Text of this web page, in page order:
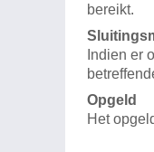
bereikt.
Indien er
Opgeld
Het